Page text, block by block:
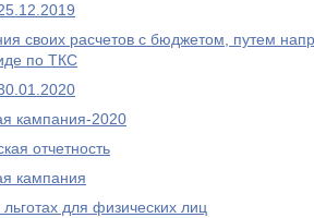
своих расчетов с бюджетом, путем
по ТКС
кампания-2020
отчетность
кампания
для физических лиц